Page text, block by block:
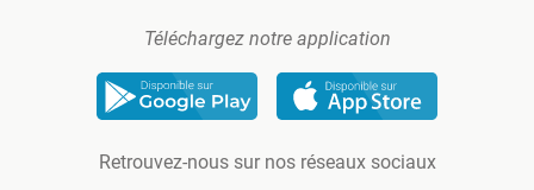
Téléchargez notre application
Retrouvez-nous sur nos réseaux sociaux